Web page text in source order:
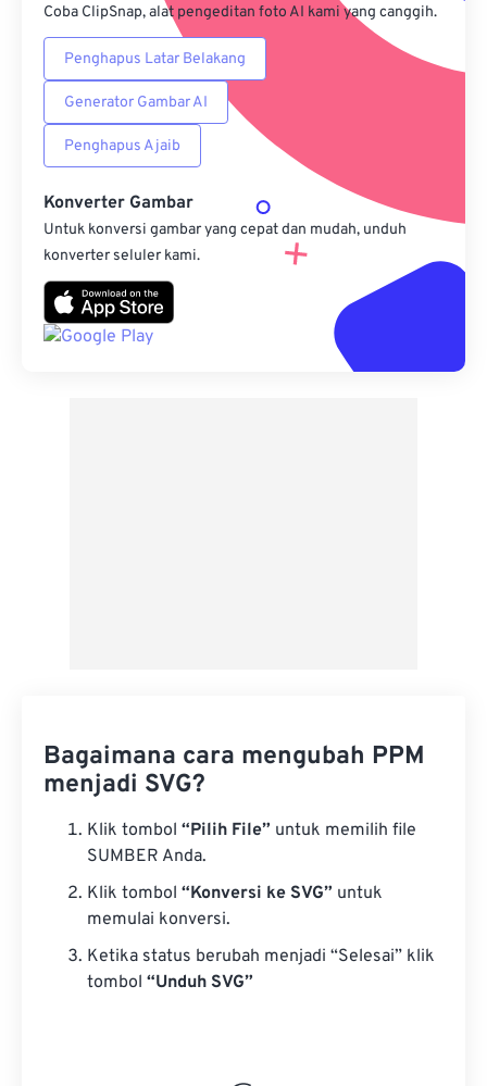
Coba ClipSnap, alat pengeditan foto AI kami yang canggih.
Penghapus Latar Belakang
Generator Gambar AI
Penghapus Ajaib
Konverter Gambar
Untuk konversi gambar yang cepat dan mudah, unduh
konverter seluler kami.
Bagaimana cara mengubah PPM
menjadi SVG?
Klik tombol “Pilih File” untuk memilih file
SUMBER Anda.
Klik tombol “Konversi ke SVG” untuk
memulai konversi.
Ketika status berubah menjadi “Selesai” klik
tombol “Unduh SVG”